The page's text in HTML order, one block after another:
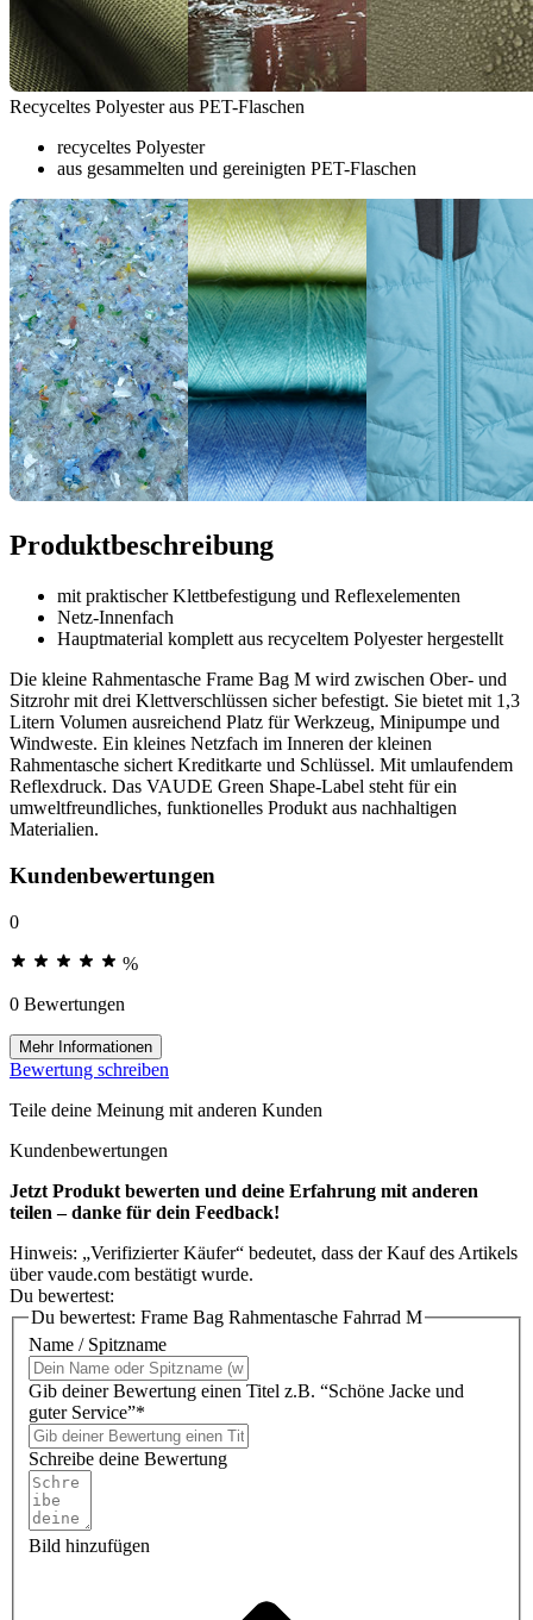
Recyceltes Polyester aus PET-Flaschen
recyceltes Polyester
aus gesammelten und gereinigten PET-Flaschen
Produktbeschreibung
mit praktischer Klettbefestigung und Reflexelementen
Netz-Innenfach
Hauptmaterial komplett aus recyceltem Polyester hergestellt
Die kleine Rahmentasche Frame Bag M wird zwischen Ober- und
Sitzrohr mit drei Klettverschlüssen sicher befestigt. Sie bietet mit 1,3
Litern Volumen ausreichend Platz für Werkzeug, Minipumpe und
Windweste. Ein kleines Netzfach im Inneren der kleinen
Rahmentasche sichert Kreditkarte und Schlüssel. Mit umlaufendem
Reflexdruck. Das VAUDE Green Shape-Label steht für ein
umweltfreundliches, funktionelles Produkt aus nachhaltigen
Materialien.
Kundenbewertungen
0
%
0 Bewertungen
Mehr Informationen
Bewertung schreiben
Teile deine Meinung mit anderen Kunden
Kundenbewertungen
Jetzt Produkt bewerten und deine Erfahrung mit anderen
teilen – danke für dein Feedback!
Hinweis: „Verifizierter Käufer“ bedeutet, dass der Kauf des Artikels
über vaude.com bestätigt wurde.
Du bewertest:
Du bewertest: Frame Bag Rahmentasche Fahrrad M
Name / Spitzname
Gib deiner Bewertung einen Titel z.B. “Schöne Jacke und
guter Service”*
Schreibe deine Bewertung
Bild hinzufügen